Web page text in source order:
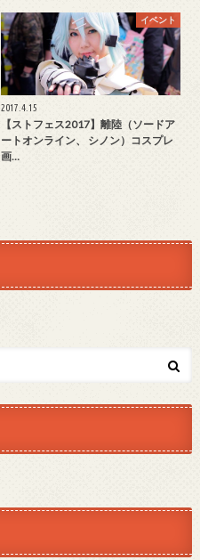
イベント
2017.4.15
【ストフェス2017】離陸（ソードア
ートオンライン、 シノン）コスプレ
画…